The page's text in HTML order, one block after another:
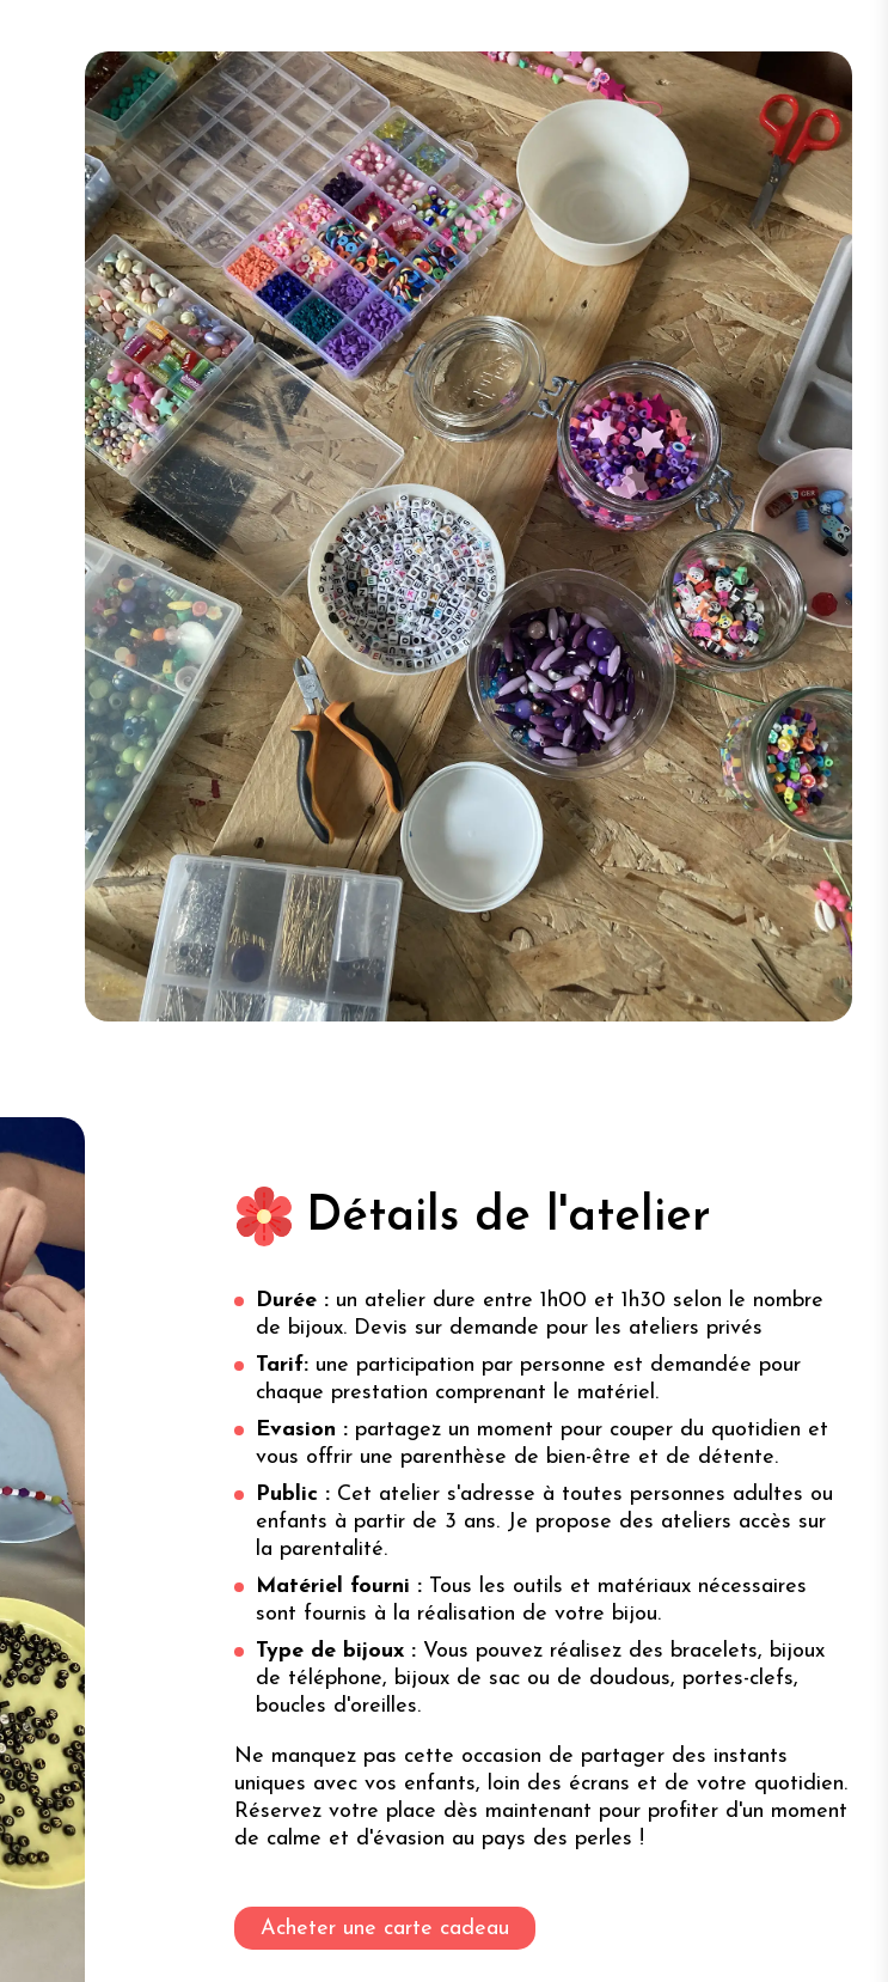
Détails de l'atelier
Durée : un atelier dure entre 1h00 et 1h30 selon le nombre
de bijoux. Devis sur demande pour les ateliers privés
Tarif: une participation par personne est demandée pour
chaque prestation comprenant le matériel.
Evasion : partagez un moment pour couper du quotidien et
vous offrir une parenthèse de bien-être et de détente.
Public : Cet atelier s'adresse à toutes personnes adultes ou
enfants à partir de 3 ans. Je propose des ateliers accès sur
la parentalité.
Matériel fourni : Tous les outils et matériaux nécessaires
sont fournis à la réalisation de votre bijou.
Type de bijoux : Vous pouvez réalisez des bracelets, bijoux
de téléphone, bijoux de sac ou de doudous, portes-clefs,
boucles d'oreilles.
Ne manquez pas cette occasion de partager des instants
uniques avec vos enfants, loin des écrans et de votre quotidien.
Réservez votre place dès maintenant pour profiter d'un moment
de calme et d'évasion au pays des perles !
Acheter une carte cadeau